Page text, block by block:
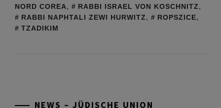
NORD COREA, RABBI ISRAEL VON KOSCHNITZ,
RABBI NAPHTALI ZEWI HURWITZ, ROPSZICE,
TZADIKIM
NEWS – JÜDISCHE UNION